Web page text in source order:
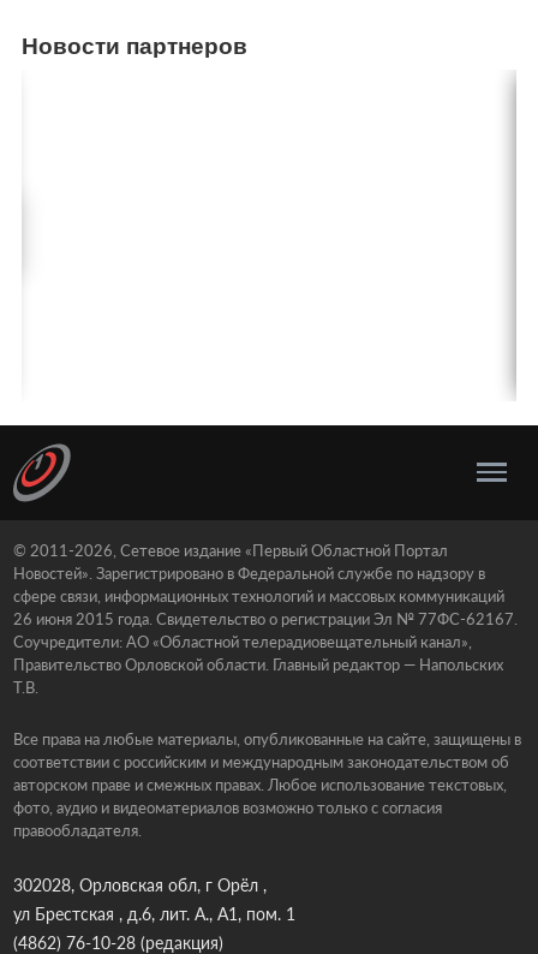
Новости партнеров
© 2011-2026, Сетевое издание «Первый Областной Портал
Новостей». Зарегистрировано в Федеральной службе по надзору в
сфере связи, информационных технологий и массовых коммуникаций
26 июня 2015 года. Свидетельство о регистрации Эл № 77ФС-62167.
Соучредители: АО «Областной телерадиовещательный канал»,
Правительство Орловской области. Главный редактор — Напольских
Т.В.
Все права на любые материалы, опубликованные на сайте, защищены в
соответствии с российским и международным законодательством об
авторском праве и смежных правах. Любое использование текстовых,
фото, аудио и видеоматериалов возможно только с согласия
правообладателя.
302028, Орловская обл, г Орёл ,
ул Брестская , д.6, лит. А., А1, пом. 1
(4862) 76-10-28(редакция)